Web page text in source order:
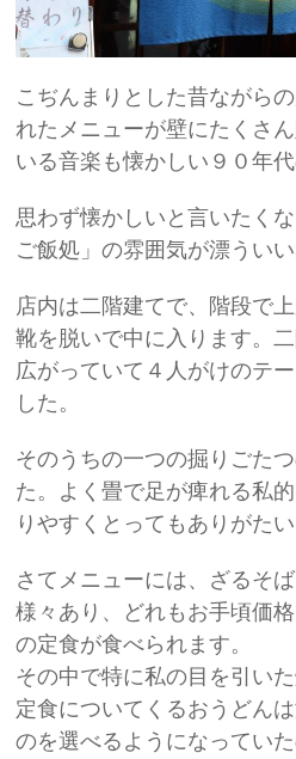
こぢんまりとした昔ながら
れたメニューが壁にたくさ
いる音楽も懐かしい９０年代
思わず懐かしいと言いたく
ご飯処」の雰囲気が漂ういい
店内は二階建てで、階段で
靴を脱いで中に入ります。
広がっていて４人がけのテ
した。
そのうちの一つの掘りごた
た。よく畳で足が痺れる私
りやすくとってもありがた
さてメニューには、ざるそ
様々あり、どれもお手頃価
の定食が食べられます。
その中で特に私の目を引い
定食についてくるおうどん
のを選べるようになってい